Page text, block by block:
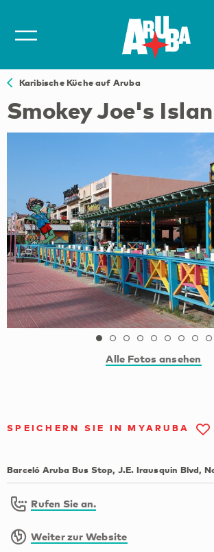
Karibische Küche auf Aruba
Smokey Joe's
Alle Fotos ansehen
SPEICHERN SIE IN MYARUBA
Barceló Aruba Bus Stop, J.E. Irausquin Blvd,
Rufen Sie an.
Weiter zur Website